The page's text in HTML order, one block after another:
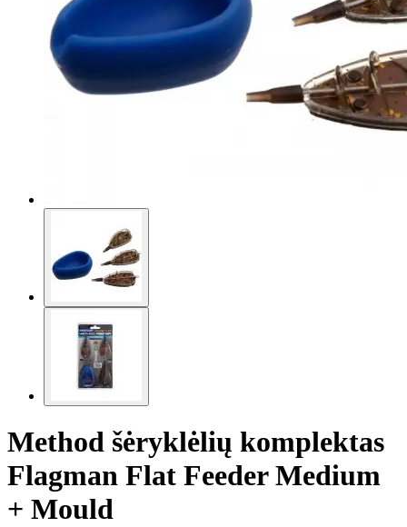
Method šėryklėlių komplektas
Flagman Flat Feeder Medium
+ Mould